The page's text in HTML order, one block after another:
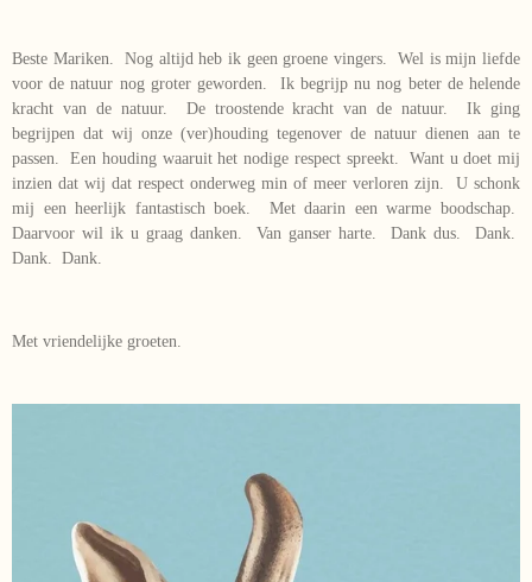
Beste Mariken. Nog altijd heb ik geen groene vingers. Wel is mijn liefde
voor de natuur nog groter geworden. Ik begrijp nu nog beter de helende
kracht van de natuur. De troostende kracht van de natuur. Ik ging
begrijpen dat wij onze (ver)houding tegenover de natuur dienen aan te
passen. Een houding waaruit het nodige respect spreekt. Want u doet mij
inzien dat wij dat respect onderweg min of meer verloren zijn. U schonk
mij een heerlijk fantastisch boek. Met daarin een warme boodschap.
Daarvoor wil ik u graag danken. Van ganser harte. Dank dus. Dank.
Dank. Dank.
Met vriendelijke groeten.